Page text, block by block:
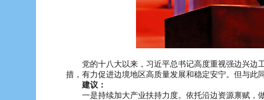
党的十八大以来，习近平总书记高度重视强边兴边
措，有力促进边境地区高质量发展和稳定安宁。但与此
建议：
一是持续加大产业扶持力度。依托沿边资源禀赋，做